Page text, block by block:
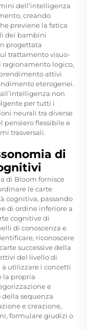
dell’intelligenza
creando
previene la fatica
dei bambini
progettata
trattamento visuo-
ragionamento logico,
attivi
eterogenei.
non
per tutti i
neurali tra diverse
pensiero flessibile e
trasversali.
di
di Bloom fornisce
le carte
cognitiva, passando
di ordine inferiore a
cognitive di
di conoscenza e
riconoscere
successive della
del livello di
utilizzare i concetti
la propria
e
della sequenza
e creazione,
formulare giudizi o